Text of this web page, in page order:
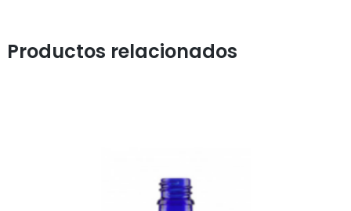
Productos relacionados